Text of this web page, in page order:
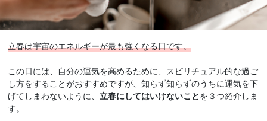
立春は宇宙のエネルギーが最も強くなる日です。
この日には、自分の運気を高めるために、スピリチュアル的な過ご
し方をすることがおすすめですが、知らず知らずのうちに運気を下
げてしまわないように、立春にしてはいけないことを３つ紹介しま
す。